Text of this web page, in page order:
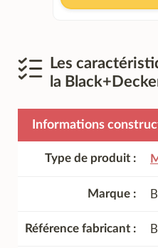
Les
la
Informations
Type de produit
Marque
Référence fabricant